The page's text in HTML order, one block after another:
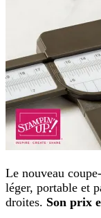
Le nouveau
léger, portable et
droites. Son prix